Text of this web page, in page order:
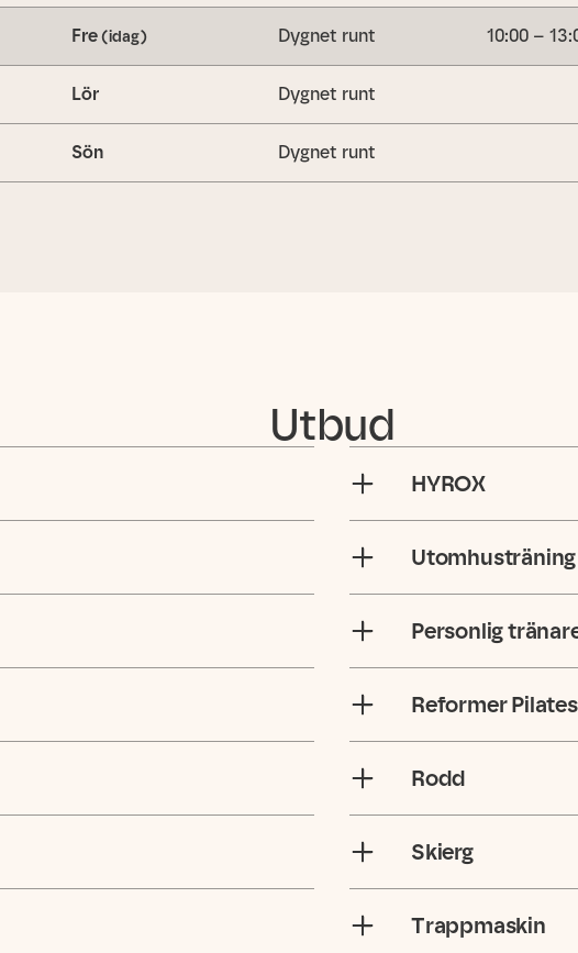
Fre(idag) Dygnet runt 10:00 –
Lör Dygnet runt
Sön Dygnet runt
Utbud
HYROX
Utomhusträning
Personlig
Reformer Pilates
Rodd
Skierg
Trappmaskin